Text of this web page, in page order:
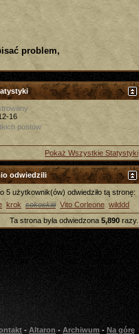
problem,
16
postów
Pokaż Wszystkie Statystyki
odwiedzili
5 użytkownik(ów) odwiedziło tą stronę:
krok sokoskiiii Vito Corleone wilddd
Ta strona była odwiedzona 5,890 razy.
- Altaron - Archiwum - Na górę